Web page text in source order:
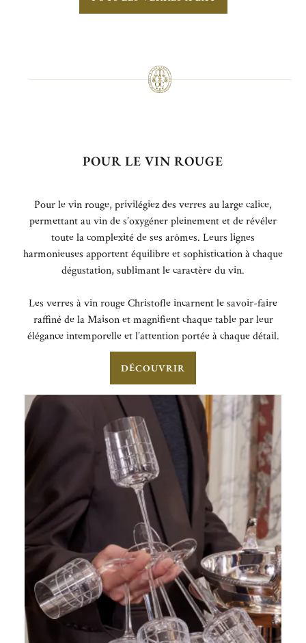
POUR LE VIN ROUGE
Pour le vin rouge, privilégiez des verres au large calice,
permettant au vin de s’oxygéner pleinement et de révéler
toute la complexité de ses arômes. Leurs lignes
harmonieuses apportent équilibre et sophistication à chaque
dégustation, sublimant le caractère du vin.
Les verres à vin rouge Christofle incarnent le savoir-faire
raffiné de la Maison et magnifient chaque table par leur
élégance intemporelle et l’attention portée à chaque détail.
DÉCOUVRIR